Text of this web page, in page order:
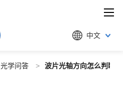
中文
光学问答 > 波片光轴方向怎么判断？